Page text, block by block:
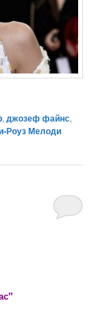
,джозеф файнс,
Роуз Мелоди